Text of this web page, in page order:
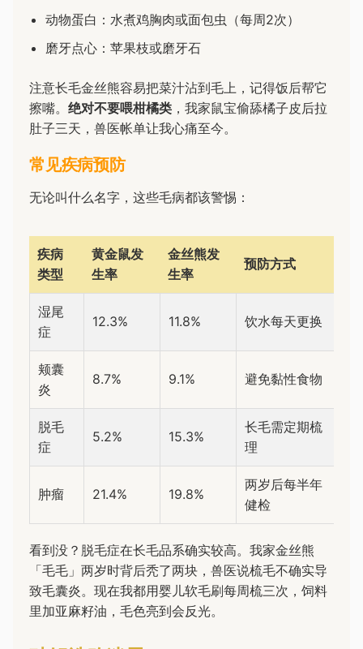
动物蛋白：水煮鸡胸肉或面包虫（每周2次）
磨牙点心：苹果枝或磨牙石
注意长毛金丝熊容易把菜汁沾到毛上，记得饭后帮它
擦嘴。 绝对不要喂柑橘类 ，我家鼠宝偷舔橘子皮后拉
肚子三天，兽医帐单让我心痛至今。
常见疾病预防
无论叫什么名字，这些毛病都该警惕：
疾病
类型
黄金鼠发
生率
金丝熊发
生率
预防方式
湿尾
症
12.3% 11.8% 饮水每天更换
颊囊
炎
8.7% 9.1% 避免黏性食物
脱毛
症
5.2% 15.3%
长毛需定期梳
理
肿瘤 21.4% 19.8%
两岁后每半年
健检
看到没？脱毛症在长毛品系确实较高。我家金丝熊
「毛毛」两岁时背后秃了两块，兽医说梳毛不确实导
致毛囊炎。现在我都用婴儿软毛刷每周梳三次，饲料
里加亚麻籽油，毛色亮到会反光。